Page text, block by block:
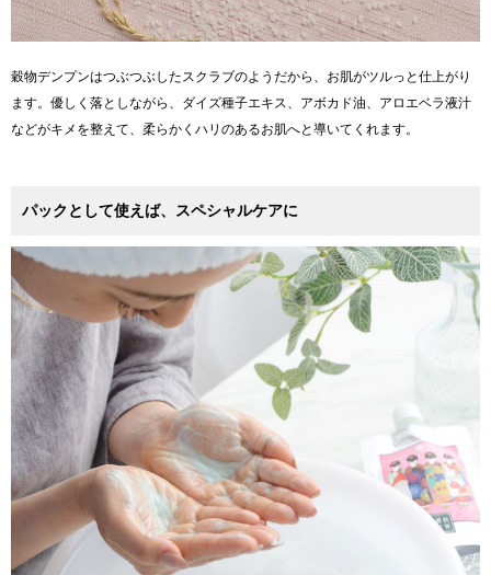
穀物デンプンはつぶつぶしたスクラブのようだから、お肌がツルっと仕上がり
ます。優しく落としながら、ダイズ種子エキス、アボカド油、アロエベラ液汁
などがキメを整えて、柔らかくハリのあるお肌へと導いてくれます。
パックとして使えば、スペシャルケアに